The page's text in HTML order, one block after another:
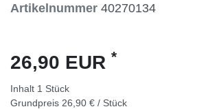
Artikelnummer 40270134
26,90 EUR *
Inhalt 1 Stück
Grundpreis 26,90 € / Stück